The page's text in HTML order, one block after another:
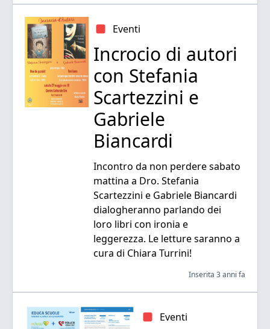
Eventi
Incrocio di autori
con Stefania
Scartezzini e
Gabriele
Biancardi
Incontro da non perdere sabato
mattina a Dro. Stefania
Scartezzini e Gabriele Biancardi
dialogheranno parlando dei
loro libri con ironia e
leggerezza. Le letture saranno a
cura di Chiara Turrini!
Inserita 3 anni fa
Eventi